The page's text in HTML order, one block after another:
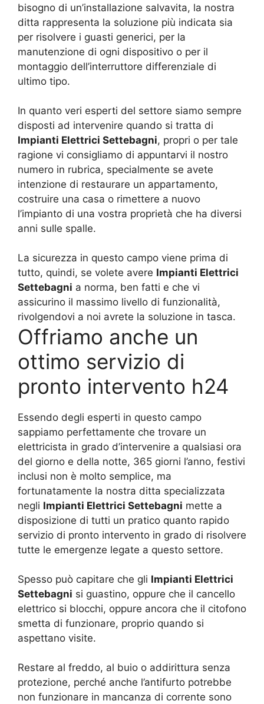
bisogno di un’installazione salvavita, la nostra
ditta rappresenta la soluzione più indicata sia
per risolvere i guasti generici, per la
manutenzione di ogni dispositivo o per il
montaggio dell’interruttore differenziale di
ultimo tipo.
In quanto veri esperti del settore siamo sempre
disposti ad intervenire quando si tratta di
Impianti Elettrici Settebagni, propri o per tale
ragione vi consigliamo di appuntarvi il nostro
numero in rubrica, specialmente se avete
intenzione di restaurare un appartamento,
costruire una casa o rimettere a nuovo
l’impianto di una vostra proprietà che ha diversi
anni sulle spalle.
La sicurezza in questo campo viene prima di
tutto, quindi, se volete avere Impianti Elettrici
Settebagni a norma, ben fatti e che vi
assicurino il massimo livello di funzionalità,
rivolgendovi a noi avrete la soluzione in tasca.
Offriamo anche un
ottimo servizio di
pronto intervento h24
Essendo degli esperti in questo campo
sappiamo perfettamente che trovare un
elettricista in grado d’intervenire a qualsiasi ora
del giorno e della notte, 365 giorni l’anno, festivi
inclusi non è molto semplice, ma
fortunatamente la nostra ditta specializzata
negli Impianti Elettrici Settebagni mette a
disposizione di tutti un pratico quanto rapido
servizio di pronto intervento in grado di risolvere
tutte le emergenze legate a questo settore.
Spesso può capitare che gli Impianti Elettrici
Settebagni si guastino, oppure che il cancello
elettrico si blocchi, oppure ancora che il citofono
smetta di funzionare, proprio quando si
aspettano visite.
Restare al freddo, al buio o addirittura senza
protezione, perché anche l’antifurto potrebbe
non funzionare in mancanza di corrente sono